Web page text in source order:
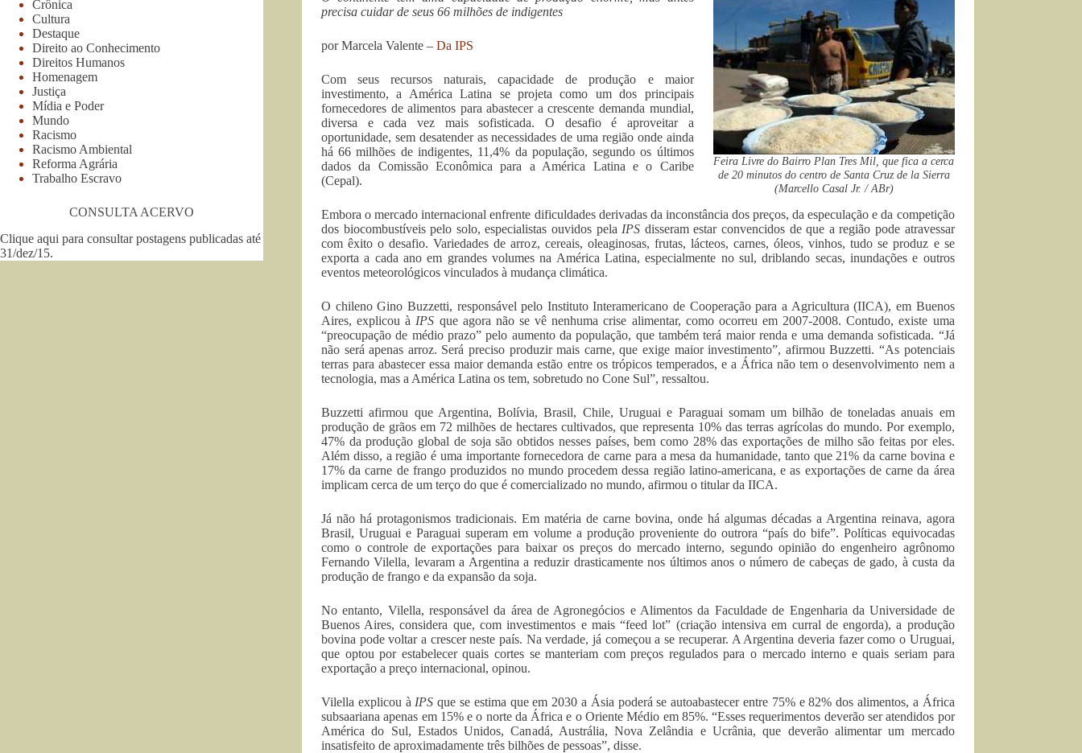
Feira Livre do Bairro Plan Tres Mil, que fica a cerca
de 20 minutos do centro de Santa Cruz de la Sierra
(Marcello Casal Jr. / ABr)
precisa cuidar de seus 66 milhões de indigentes
por Marcela Valente – Da IPS
Com seus recursos naturais, capacidade de produção e maior
investimento, a América Latina se projeta como um dos principais
fornecedores de alimentos para abastecer a crescente demanda mundial,
diversa e cada vez mais sofisticada. O desafio é aproveitar a
oportunidade, sem desatender as necessidades de uma região onde ainda
há 66 milhões de indigentes, 11,4% da população, segundo os últimos
dados da Comissão Econômica para a América Latina e o Caribe
(Cepal).
Embora o mercado internacional enfrente dificuldades derivadas da inconstância dos preços, da especulação e da competição
dos biocombustíveis pelo solo, especialistas ouvidos pela IPS disseram estar convencidos de que a região pode atravessar
com êxito o desafio. Variedades de arroz, cereais, oleaginosas, frutas, lácteos, carnes, óleos, vinhos, tudo se produz e se
exporta a cada ano em grandes volumes na América Latina, especialmente no sul, driblando secas, inundações e outros
eventos meteorológicos vinculados à mudança climática.
O chileno Gino Buzzetti, responsável pelo Instituto Interamericano de Cooperação para a Agricultura (IICA), em Buenos
Aires, explicou à IPS que agora não se vê nenhuma crise alimentar, como ocorreu em 2007-2008. Contudo, existe uma
“preocupação de médio prazo” pelo aumento da população, que também terá maior renda e uma demanda sofisticada. “Já
não será apenas arroz. Será preciso produzir mais carne, que exige maior investimento”, afirmou Buzzetti. “As potenciais
terras para abastecer essa maior demanda estão entre os trópicos temperados, e a África não tem o desenvolvimento nem a
tecnologia, mas a América Latina os tem, sobretudo no Cone Sul”, ressaltou.
Buzzetti afirmou que Argentina, Bolívia, Brasil, Chile, Uruguai e Paraguai somam um bilhão de toneladas anuais em
produção de grãos em 72 milhões de hectares cultivados, que representa 10% das terras agrícolas do mundo. Por exemplo,
47% da produção global de soja são obtidos nesses países, bem como 28% das exportações de milho são feitas por eles.
Além disso, a região é uma importante fornecedora de carne para a mesa da humanidade, tanto que 21% da carne bovina e
17% da carne de frango produzidos no mundo procedem dessa região latino-americana, e as exportações de carne da área
implicam cerca de um terço do que é comercializado no mundo, afirmou o titular da IICA.
Já não há protagonismos tradicionais. Em matéria de carne bovina, onde há algumas décadas a Argentina reinava, agora
Brasil, Uruguai e Paraguai superam em volume a produção proveniente do outrora “país do bife”. Políticas equivocadas
como o controle de exportações para baixar os preços do mercado interno, segundo opinião do engenheiro agrônomo
Fernando Vilella, levaram a Argentina a reduzir drasticamente nos últimos anos o número de cabeças de gado, à custa da
produção de frango e da expansão da soja.
No entanto, Vilella, responsável da área de Agronegócios e Alimentos da Faculdade de Engenharia da Universidade de
Buenos Aires, considera que, com investimentos e mais “feed lot” (criação intensiva em curral de engorda), a produção
bovina pode voltar a crescer neste país. Na verdade, já começou a se recuperar. A Argentina deveria fazer como o Uruguai,
que optou por estabelecer quais cortes se manteriam com preços regulados para o mercado interno e quais seriam para
exportação a preço internacional, opinou.
Vilella explicou à IPS que se estima que em 2030 a Ásia poderá se autoabastecer entre 75% e 82% dos alimentos, a África
subsaariana apenas em 15% e o norte da África e o Oriente Médio em 85%. “Esses requerimentos deverão ser atendidos por
América do Sul, Estados Unidos, Canadá, Austrália, Nova Zelândia e Ucrânia, que deverão alimentar um mercado
insatisfeito de aproximadamente três bilhões de pessoas”, disse.
Crônica
Cultura
Destaque
Direito ao Conhecimento
Direitos Humanos
Homenagem
Justiça
Mídia e Poder
Mundo
Racismo
Racismo Ambiental
Reforma Agrária
Trabalho Escravo
CONSULTA ACERVO
Clique aqui para consultar postagens publicadas até
31/dez/15.